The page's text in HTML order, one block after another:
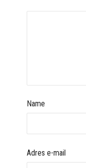
Name
Adres e-mail